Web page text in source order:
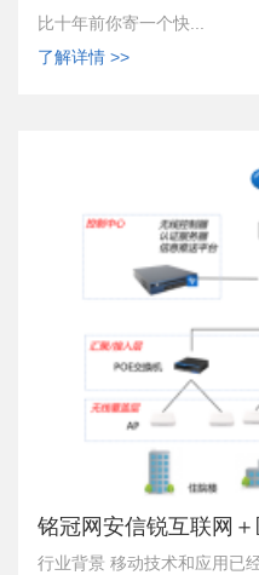
比十年前你寄一个快...
了解详情 >>
铭冠网安信锐互联网＋
行业背景 移动技术和应用已